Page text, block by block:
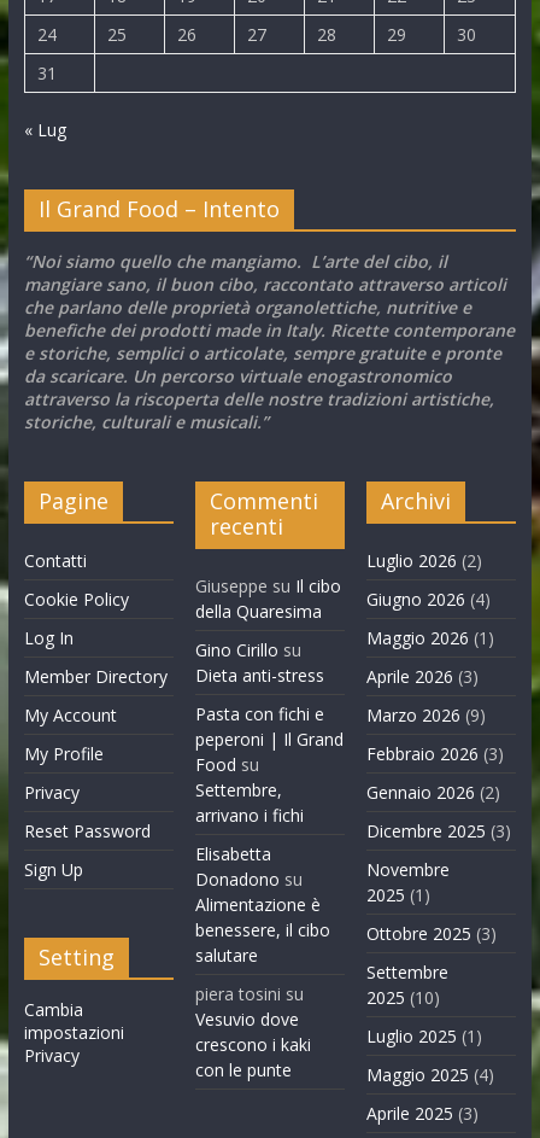
24
25 26 27 28 29
30
31
« Lug
Il Grand Food – Intento
“Noi siamo quello che mangiamo. L’arte del cibo, il
mangiare sano, il buon cibo, raccontato attraverso articoli
che parlano delle proprietà organolettiche, nutritive e
benefiche dei prodotti made in Italy. Ricette contemporane
e storiche, semplici o articolate, sempre gratuite e pronte
da scaricare. Un percorso virtuale enogastronomico
attraverso la riscoperta delle nostre tradizioni artistiche,
storiche, culturali e musicali.”
Pagine
Contatti
Cookie Policy
Log In
Member Directory
My Account
My Profile
Privacy
Reset Password
Sign Up
Setting
Cambia
impostazioni
Privacy
Commenti
recenti
Giuseppe su Il cibo
della Quaresima
Gino Cirillo su
Dieta anti-stress
Pasta con fichi e
peperoni | Il Grand
Food su
Settembre,
arrivano i fichi
Elisabetta
Donadono su
Alimentazione è
benessere, il cibo
salutare
piera tosini su
Vesuvio dove
crescono i kaki
con le punte
Archivi
Luglio 2026 (2)
Giugno 2026 (4)
Maggio 2026 (1)
Aprile 2026 (3)
Marzo 2026 (9)
Febbraio 2026 (3)
Gennaio 2026 (2)
Dicembre 2025 (3)
Novembre
2025 (1)
Ottobre 2025 (3)
Settembre
2025 (10)
Luglio 2025 (1)
Maggio 2025 (4)
Aprile 2025 (3)